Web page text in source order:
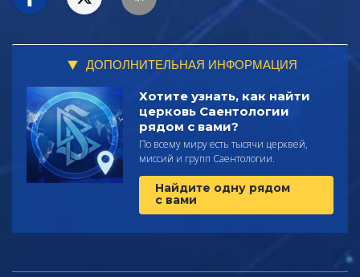
ДОПОЛНИТЕЛЬНАЯ ИНФОРМАЦИЯ
Хотите узнать, как найти
церковь Саентологии
рядом с вами?
По всему миру есть тысячи церквей,
миссий и групп Саентологии.
Найдите одну рядом
с вами